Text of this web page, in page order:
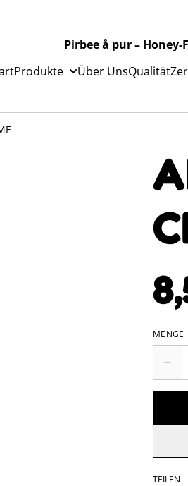
Pirbee å pur – Honey-
Produkte Über UnsQualität
MENGE
TEILEN